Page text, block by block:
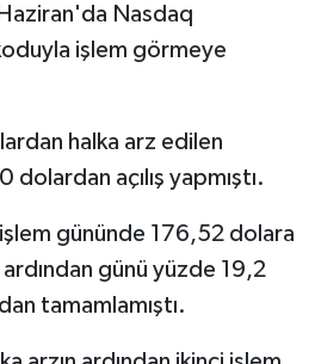
Nasdaq
işlem görmeye
halka arz edilen
açılış yapmıştı.
gününde 176,52 dolara
ardından günü yüzde 19,2
tamamlamıştı.